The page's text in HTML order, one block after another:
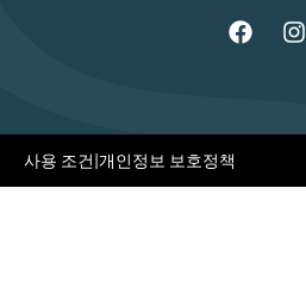
사용 조건|개인정보 보호정책